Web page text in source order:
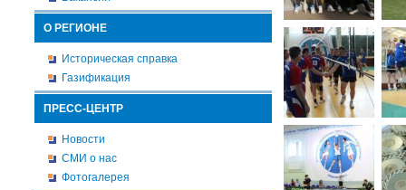
О РЕГИОНЕ
Историческая справка
Газификация
ПРЕСС-ЦЕНТР
Новости
СМИ о нас
Фотогалерея